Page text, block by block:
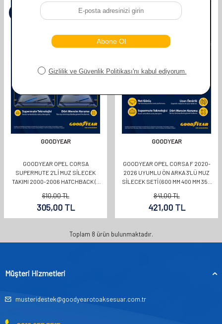
GOODYEAR
GOODYEAR OPEL CORSA
SUPERMUTE 2'LI MUZ SILECEK
TAKIMI 2000-2006 HATCHBACK (5
610,00TL
305,00TL
%50
GOODYEAR
GOODYEAR OPEL CORSA F 2020-
2026 UYUMLU ÖN ARKA 3'LÜ MUZ
SILECEK SETI (600 MM 400 MM 350
841,00TL
421,00TL
Toplam 8 ürün bulunmaktadır.
Müşteri Hizmetleri
musteridestek@goodyearotoaksesuar.com.tr